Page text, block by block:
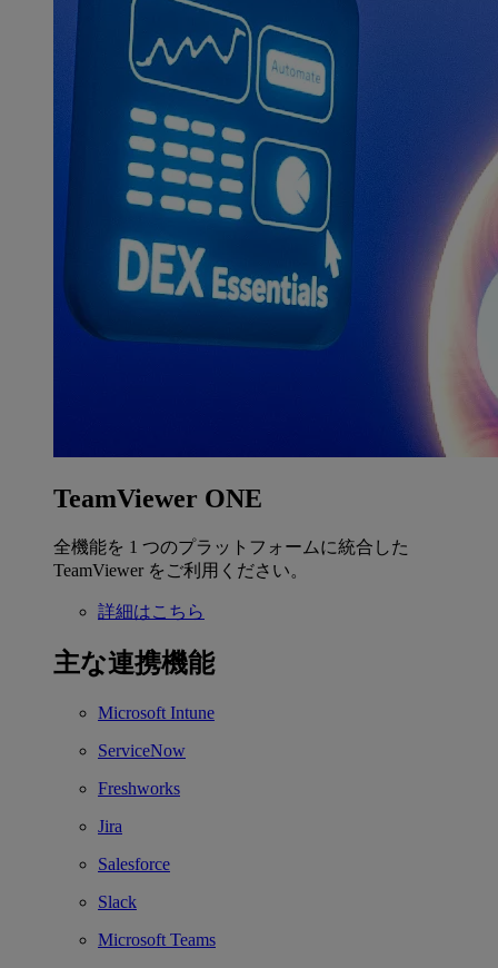
TeamViewer ONE
全機能を 1 つのプラットフォームに統合した
TeamViewer をご利用ください。
詳細はこちら
主な連携機能
Microsoft Intune
ServiceNow
Freshworks
Jira
Salesforce
Slack
Microsoft Teams